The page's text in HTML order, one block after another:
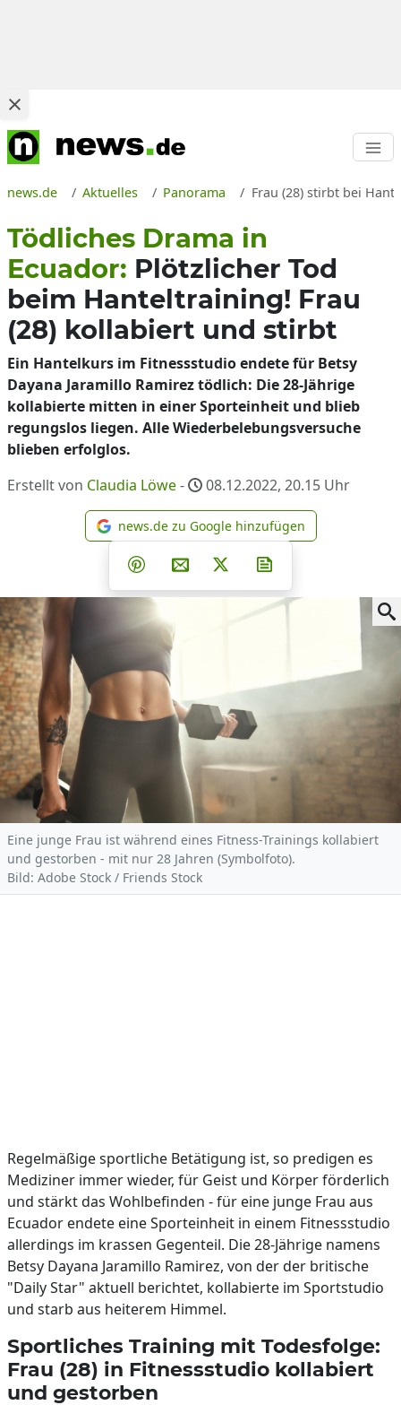
news.de Aktuelles Panorama Frau (28) stirbt bei
Tödliches Drama in
Ecuador: Plötzlicher Tod
beim Hanteltraining! Frau
(28) kollabiert und stirbt
Ein Hantelkurs im Fitnessstudio endete für Betsy
Dayana Jaramillo Ramirez tödlich: Die 28-Jährige
kollabierte mitten in einer Sporteinheit und blieb
regungslos liegen. Alle Wiederbelebungsversuche
blieben erfolglos.
Erstellt von Claudia Löwe- 08.12.2022, 20.15 Uhr
news.de zu Google
news.de zu Google hinzufügen
Teilen auf Facebook
Teilen auf Whatsapp
Teilen auf Telegram
Teilen auf Pinterest
Per E-Mail teilen
Post auf X
Eine junge Frau ist während eines Fitness-Trainings kollabiert
und gestorben - mit nur 28 Jahren (Symbolfoto).
Bild: Adobe Stock / Friends Stock
Regelmäßige sportliche Betätigung ist, so predigen es
Mediziner immer wieder, für Geist und Körper förderlich
und stärkt das Wohlbefinden - für eine junge Frau aus
Ecuador endete eine Sporteinheit in einem Fitnessstudio
allerdings im krassen Gegenteil. Die 28-Jährige namens
Betsy Dayana Jaramillo Ramirez, von der der britische
"Daily Star" aktuell berichtet, kollabierte im Sportstudio
und starb aus heiterem Himmel.
Sportliches Training mit Todesfolge:
Frau (28) in Fitnessstudio kollabiert
und gestorben